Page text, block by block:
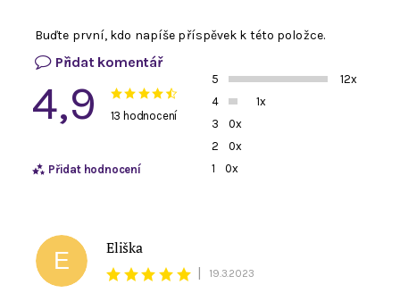
Buďte první, kdo napíše příspěvek k této položce.
Přidat komentář
4,9 13 hodnocení
Přidat hodnocení
5
12x
4
1x
3
0x
2
0x
1
0x
E
Eliška
| 19.3.2023